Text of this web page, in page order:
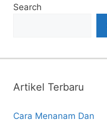
Search
Artikel Terbaru
Cara Menanam Dan